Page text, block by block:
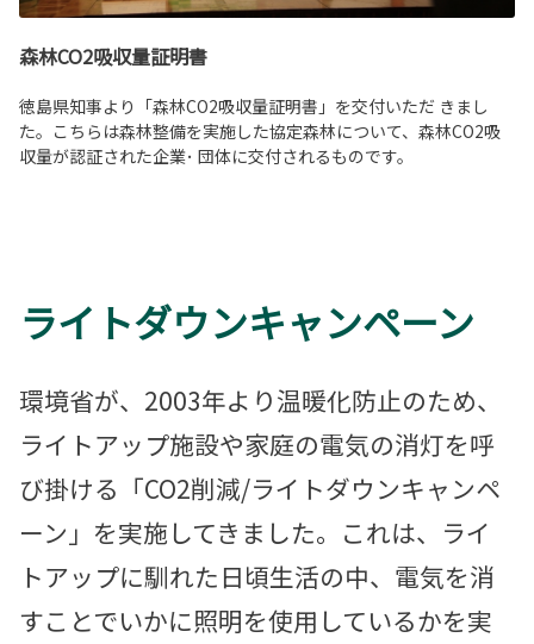
森林CO2吸収量証明書
徳島県知事より「森林CO2吸収量証明書」を交付いただ きまし
た。こちらは森林整備を実施した協定森林について、森林CO2吸
収量が認証された企業･ 団体に交付されるものです。
ライトダウンキャンペーン
環境省が、2003年より温暖化防止のため、
ライトアップ施設や家庭の電気の消灯を呼
び掛ける「CO2削減/ライトダウンキャンペ
ーン」を実施してきました。これは、ライ
トアップに馴れた日頃生活の中、電気を消
すことでいかに照明を使用しているかを実